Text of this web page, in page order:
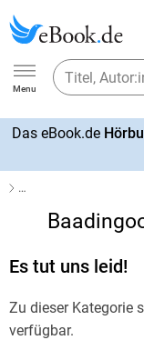
Ebook.de
Menu
Das eBook.de
…
Es tut uns leid!
Zu dieser Kategorie
verfügbar.